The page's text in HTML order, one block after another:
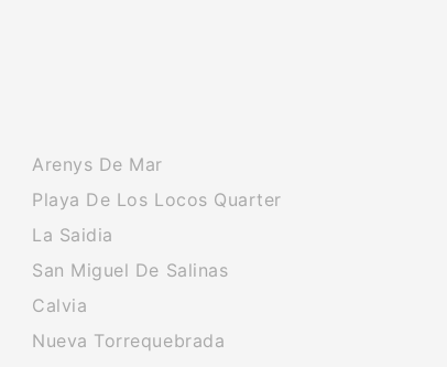
Arenys De Mar
Playa De Los Locos Quarter
La Saidia
San Miguel De Salinas
Calvia
Nueva Torrequebrada